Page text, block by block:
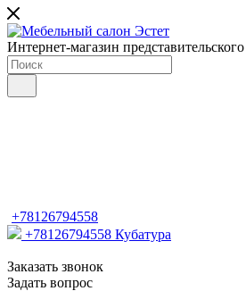
Интернет-магазин представительского
+78126794558
+78126794558 Кубатура
Заказать звонок
Задать вопрос